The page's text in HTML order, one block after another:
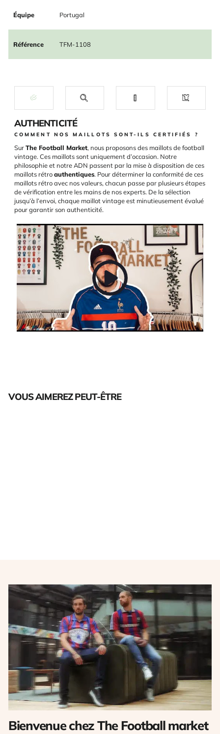
Équipe Portugal
Référence TFM-1108
AUTHENTICITÉ
COMMENT NOS MAILLOTS SONT-ILS CERTIFIÉS ?
SurThe Football Market, nous proposons des maillots de football
vintage. Ces maillots sont uniquement d’occasion. Notre
philosophie et notre ADN passent par la mise à disposition de ces
maillots rétroauthentiques. Pour déterminer la conformité de ces
maillots rétro avec nos valeurs, chacun passe par plusieurs étapes
de vérification entre les mains de nos experts. De la sélection
jusqu’à l’envoi, chaque maillot vintage est minutieusement évalué
pour garantir son authenticité.
VOUS AIMEREZ PEUT-ÊTRE
Bienvenue chez The Football market